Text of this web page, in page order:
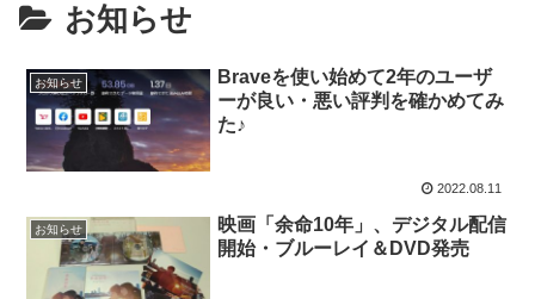
お知らせ
お知らせ
Braveを使い始めて2年のユーザ
ーが良い・悪い評判を確かめてみ
た♪
2022.08.11
お知らせ
映画「余命10年」、デジタル配信
開始・ブルーレイ＆DVD発売